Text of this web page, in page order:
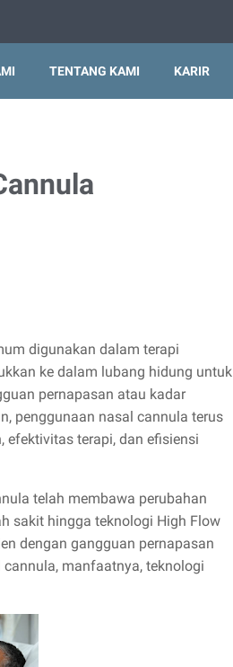
TENTANG KAMI KARIR
digunakan dalam terapi
ke dalam lubang hidung untuk
pernapasan atau kadar
penggunaan nasal cannula terus
terapi, dan efisiensi
telah membawa perubahan
sakit hingga teknologi High Flow
dengan gangguan pernapasan
manfaatnya, teknologi